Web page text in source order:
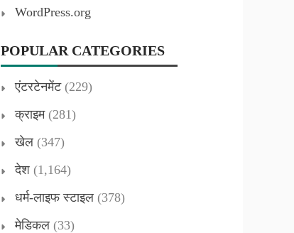
WordPress.org
POPULAR CATEGORIES
एंटरटेनमेंट(229)
क्राइम(281)
खेल (347)
देश (1,164)
धर्म-लाइफ स्टाइल (378)
मेडिकल (33)